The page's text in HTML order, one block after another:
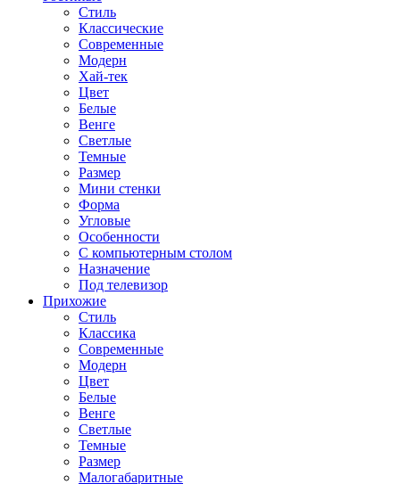
Стиль
Классические
Современные
Модерн
Хай-тек
Цвет
Белые
Венге
Светлые
Темные
Размер
Мини стенки
Форма
Угловые
Особенности
С компьютерным столом
Назначение
Под телевизор
Прихожие
Стиль
Классика
Современные
Модерн
Цвет
Белые
Венге
Светлые
Темные
Размер
Малогабаритные